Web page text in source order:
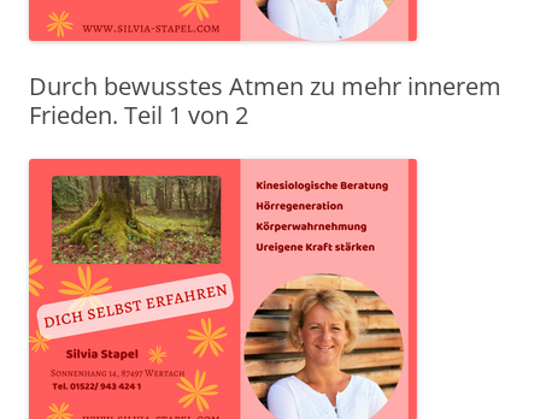
Durch bewusstes Atmen zu mehr innerem
Frieden. Teil 1 von 2